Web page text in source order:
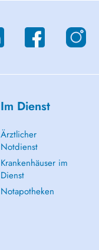
Im Dienst
Ärztlicher
Notdienst
Krankenhäuser im
Dienst
Notapotheken